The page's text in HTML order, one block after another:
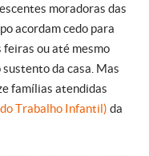
moradoras das
acordam cedo para
feiras ou até mesmo
da casa. Mas
famílias atendidas
Trabalho Infantil) da